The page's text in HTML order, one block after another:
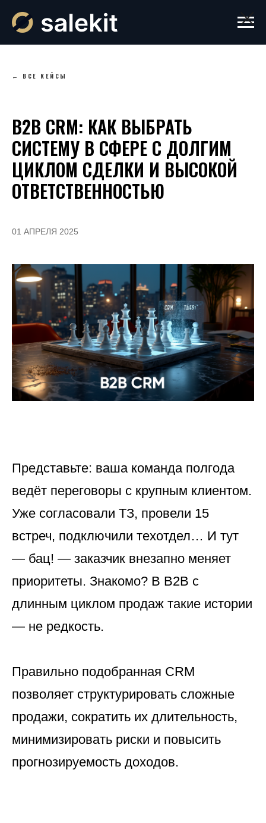
← ВСЕ КЕЙСЫ
B2B CRM: КАК ВЫБРАТЬ
СИСТЕМУ В СФЕРЕ С ДОЛГИМ
ЦИКЛОМ СДЕЛКИ И ВЫСОКОЙ
ОТВЕТСТВЕННОСТЬЮ
01 АПРЕЛЯ 2025
Представьте: ваша команда полгода
ведёт переговоры с крупным клиентом.
Уже согласовали ТЗ, провели 15
встреч, подключили техотдел… И тут
— бац! — заказчик внезапно меняет
приоритеты. Знакомо? В B2B с
длинным циклом продаж такие истории
— не редкость.
Правильно подобранная CRM
позволяет структурировать сложные
продажи, сократить их длительность,
минимизировать риски и повысить
прогнозируемость доходов.